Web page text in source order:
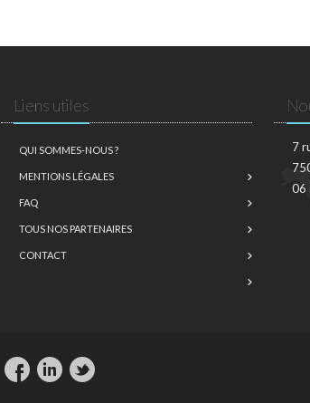
Liens utiles
QUI SOMMES-NOUS ?
MENTIONS LÉGALES
FAQ
TOUS NOS PARTENAIRES
CONTACT
7
06